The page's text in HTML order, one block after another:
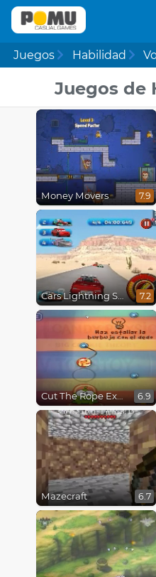
Juegos Habilidad
Juegos de
Money Movers 7.9
Cars Lightning Speed 7.2
Cut The Rope Experiments 6.9
Mazecraft 6.7